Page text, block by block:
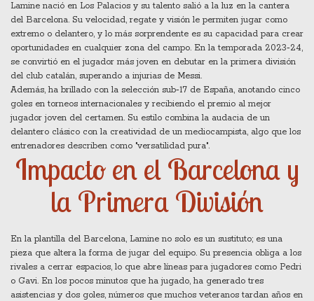
Lamine nació en Los Palacios y su talento salió a la luz en la cantera
del Barcelona. Su velocidad, regate y visión le permiten jugar como
extremo o delantero, y lo más sorprendente es su capacidad para crear
oportunidades en cualquier zona del campo. En la temporada 2023‑24,
se convirtió en el jugador más joven en debutar en la primera división
del club catalán, superando a injurias de Messi.
Además, ha brillado con la selección sub‑17 de España, anotando cinco
goles en torneos internacionales y recibiendo el premio al mejor
jugador joven del certamen. Su estilo combina la audacia de un
delantero clásico con la creatividad de un mediocampista, algo que los
entrenadores describen como "versatilidad pura".
Impacto en el Barcelona y
la Primera División
En la plantilla del Barcelona, Lamine no solo es un sustituto; es una
pieza que altera la forma de jugar del equipo. Su presencia obliga a los
rivales a cerrar espacios, lo que abre líneas para jugadores como Pedri
o Gavi. En los pocos minutos que ha jugado, ha generado tres
asistencias y dos goles, números que muchos veteranos tardan años en